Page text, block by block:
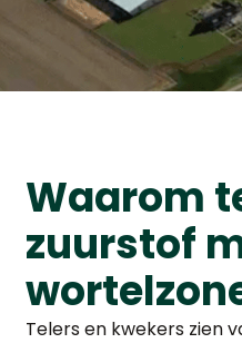
Waarom
zuurstof
Telers en kwekers zien